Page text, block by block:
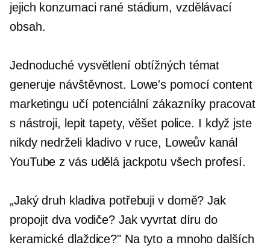
jejich konzumaci rané stádium, vzdělávací
obsah.
Jednoduché vysvětlení obtížných témat
generuje návštěvnost. Lowe's pomocí content
marketingu učí potenciální zákazníky pracovat
s nástroji, lepit tapety, věšet police. I když jste
nikdy nedrželi kladivo v ruce, Loweův kanál
YouTube z vás udělá jackpotu všech profesí.
„Jaký druh kladiva potřebuji v domě? Jak
propojit dva vodiče? Jak vyvrtat díru do
keramické dlaždice?" Na tyto a mnoho dalších